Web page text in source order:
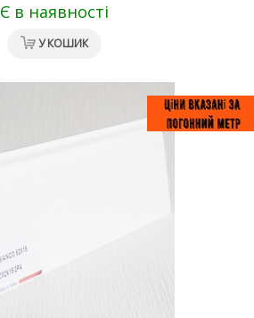
Є в наявності
У КОШИК